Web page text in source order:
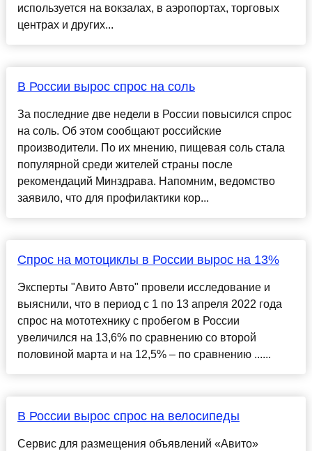
используется на вокзалах, в аэропортах, торговых
центрах и других...
В России вырос спрос на соль
За последние две недели в России повысился спрос
на соль. Об этом сообщают российские
производители. По их мнению, пищевая соль стала
популярной среди жителей страны после
рекомендаций Минздрава. Напомним, ведомство
заявило, что для профилактики кор...
Спрос на мотоциклы в России вырос на 13%
Эксперты "Авито Авто" провели исследование и
выяснили, что в период с 1 по 13 апреля 2022 года
спрос на мототехнику с пробегом в России
увеличился на 13,6% по сравнению со второй
половиной марта и на 12,5% – по сравнению ......
В России вырос спрос на велосипеды
Сервис для размещения объявлений «Авито»